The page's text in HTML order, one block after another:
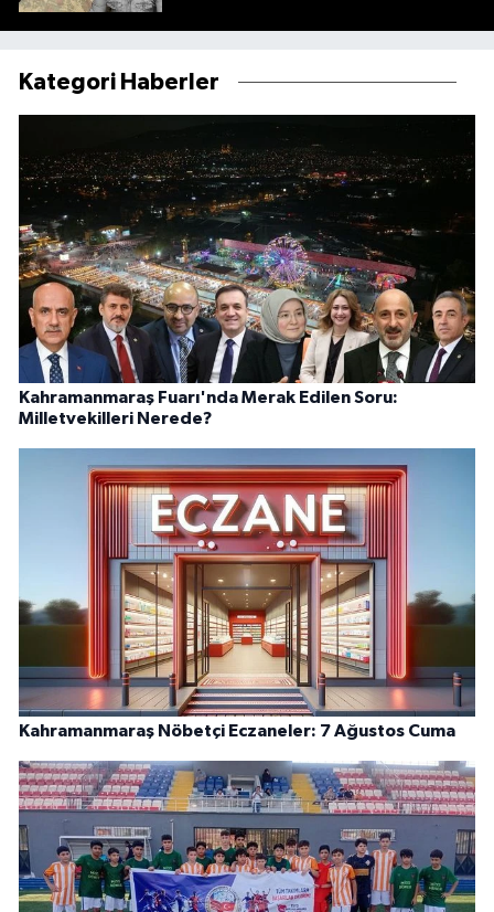
Kategori Haberler
Kahramanmaraş Fuarı'nda Merak Edilen Soru:
Milletvekilleri Nerede?
Kahramanmaraş Nöbetçi Eczaneler: 7 Ağustos Cuma